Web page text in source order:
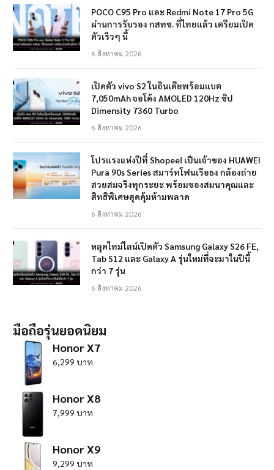
POCO C95 Pro และ Redmi Note 17 Pro 5G
ผ่านการรับรอง กสทช. ที่ไทยแล้ว เตรียมเปิด
ตัวเร็วๆ นี้
6 สิงหาคม 2026
เปิดตัว vivo S2 ในอินเดียพร้อมแบต
7,050mAh จอโค้ง AMOLED 120Hz ชิป
Dimensity 7360 Turbo
6 สิงหาคม 2026
โปรแรงแห่งปีที่ Shopee! เป็นเจ้าของ HUAWEI
Pura 90s Series สมาร์ทโฟนเรือธง กล้องถ่าย
สวยสมจริงทุกระยะ พร้อมของสมนาคุณและ
สิทธิพิเศษสุดคุ้มห้ามพลาด
6 สิงหาคม 2026
หลุดไทม์ไลน์เปิดตัว Samsung Galaxy S26 FE,
Tab S12 และ Galaxy A รุ่นใหม่ที่จะมาในปีนี้
กว่า 7 รุ่น
6 สิงหาคม 2026
มือถือรุ่นยอดนิยม
Honor X7
6,299 บาท
Honor X8
7,999 บาท
Honor X9
9,299 บาท